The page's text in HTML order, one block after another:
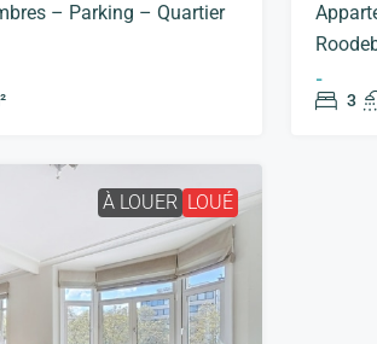
– Parking – Quartier
-
3
À LOUER LOUÉ